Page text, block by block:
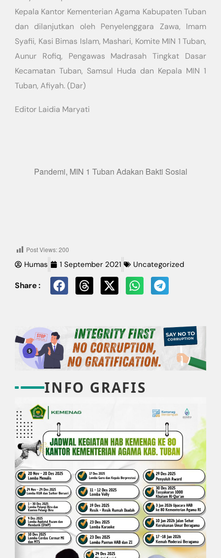
Kepala Kantor Kementerian Agama Kabupaten Tuban
dan dilanjutkan oleh Penyelenggara Zawa, Imam
Syafii, Kasi Bimas Islam, Mashari, Komite MIN 1 Tuban,
Aunur Rofiq, Pengawas Madrasah Tingkat Dasar
Kecamatan Tuban, Samsul Huda dan Kepala MIN 1
Tuban, Afiyah. (Dar)
Editor Laidia Maryati
Pandemi, MIN 1 Tuban Adakan Bakti Sosial
Post Views:200
Humas 1 September 2021 Uncategorized
Share :
INFO GRAFIS